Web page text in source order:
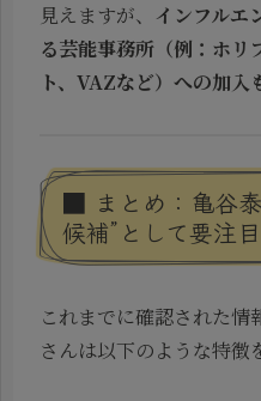
見えますが、 インフルエ
る芸能事務所（例：ホリ
ト、VAZなど）への加入
■ まとめ：亀谷
候補”として要注
これまでに確認された
さんは以下のような特徴